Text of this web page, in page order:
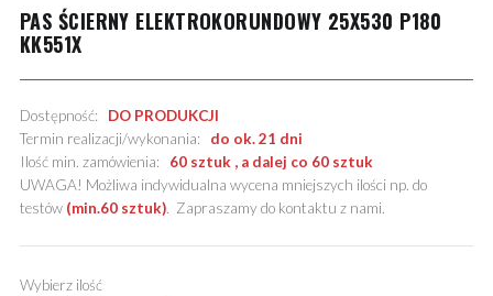
PAS ŚCIERNY ELEKTROKORUNDOWY 25X530 P180
KK551X
Dostępność: DO PRODUKCJI
Termin realizacji/wykonania: do ok. 21 dni
Ilość min. zamówienia: 60 sztuk , a dalej co 60 sztuk
UWAGA! Możliwa indywidualna wycena mniejszych ilości np. do
testów (min.60 sztuk). Zapraszamy do kontaktu z nami.
Wybierz ilość